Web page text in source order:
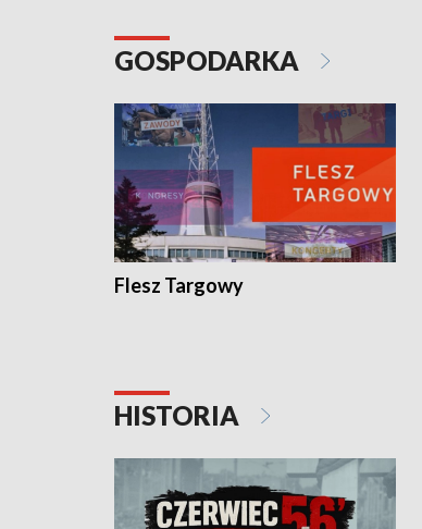
GOSPODARKA
Flesz Targowy
HISTORIA